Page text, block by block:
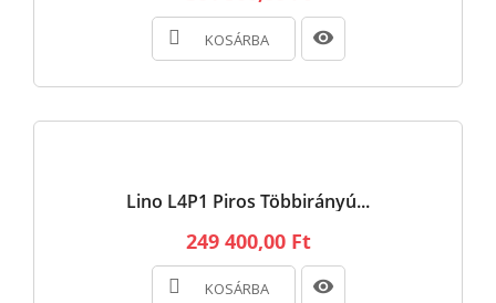
KOSÁRBA
Lino L4P1 Piros Többirányú...
249 400,00 Ft
KOSÁRBA